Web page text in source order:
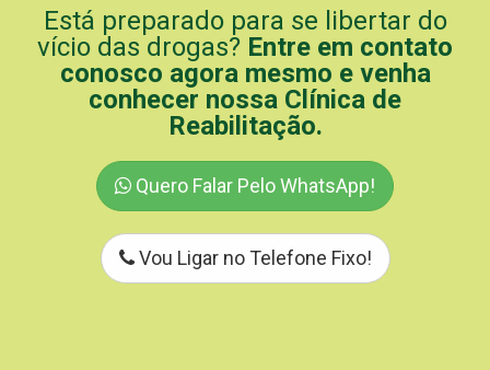
Está preparado para se libertar do
vício das drogas? Entre em contato
conosco agora mesmo e venha
conhecer nossa Clínica de
Reabilitação.
Quero Falar Pelo WhatsApp!
Vou Ligar no Telefone Fixo!